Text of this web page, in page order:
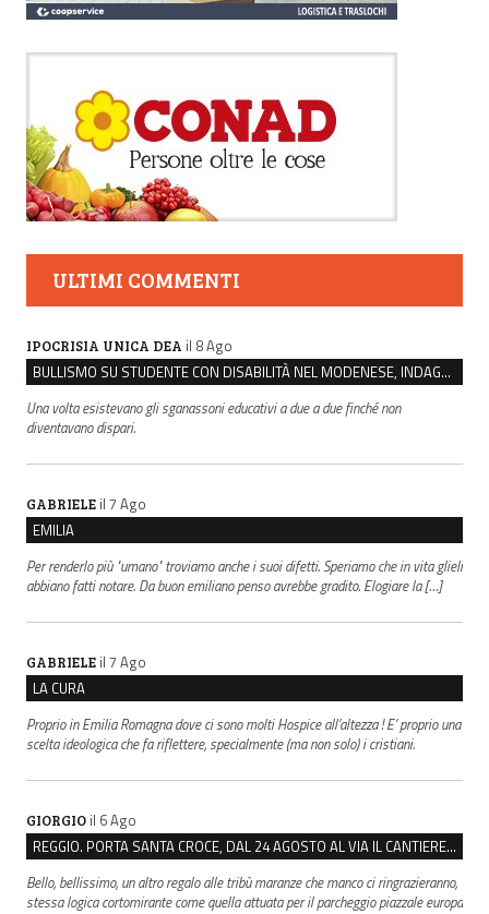
ULTIMI COMMENTI
IPOCRISIA UNICA DEA il 8 Ago
BULLISMO SU STUDENTE CON DISABILITÀ NEL MODENESE, INDAGATI DUE RAGAZZI DI 16 ANNI
Una volta esistevano gli sganassoni educativi a due a due finché non
diventavano dispari.
GABRIELE il 7 Ago
EMILIA
Per renderlo più "umano" troviamo anche i suoi difetti. Speriamo che in vita glieli
abbiano fatti notare. Da buon emiliano penso avrebbe gradito. Elogiare la […]
GABRIELE il 7 Ago
LA CURA
Proprio in Emilia Romagna dove ci sono molti Hospice all’altezza ! E’ proprio una
scelta ideologica che fa riflettere, specialmente (ma non solo) i cristiani.
GIORGIO il 6 Ago
REGGIO. PORTA SANTA CROCE, DAL 24 AGOSTO AL VIA IL CANTIERE PER IL NUOVO COLLETTORE FOGNARIO
Bello, bellissimo, un altro regalo alle tribù maranze che manco ci ringrazieranno,
stessa logica cortomirante come quella attuata per il parcheggio piazzale europa